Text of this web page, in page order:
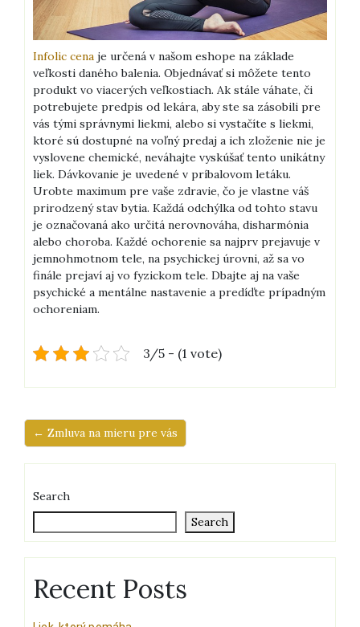
Infolic cena je určená v našom eshope na základe
veľkosti daného balenia. Objednávať si môžete tento
produkt vo viacerých veľkostiach. Ak stále váhate, či
potrebujete predpis od lekára, aby ste sa zásobili pre
vás tými správnymi liekmi, alebo si vystačíte s liekmi,
ktoré sú dostupné na voľný predaj a ich zloženie nie je
vyslovene chemické, neváhajte vyskúšať tento unikátny
liek. Dávkovanie je uvedené v príbalovom letáku.
Urobte maximum pre vaše zdravie, čo je vlastne váš
prirodzený stav bytia. Každá odchýlka od tohto stavu
je označovaná ako určitá nerovnováha, disharmónia
alebo choroba. Každé ochorenie sa najprv prejavuje v
jemnohmotnom tele, na psychickej úrovni, až sa vo
finále prejaví aj vo fyzickom tele. Dbajte aj na vaše
psychické a mentálne nastavenie a predíďte prípadným
ochoreniam.
3/5 - (1 vote)
← Zmluva na mieru pre vás
Search
Search
Recent Posts